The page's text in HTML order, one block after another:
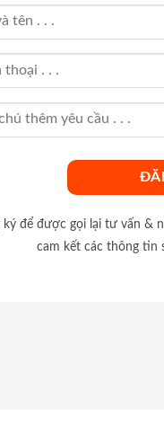
để được gọi lại tư vấn &
cam kết các thông tin